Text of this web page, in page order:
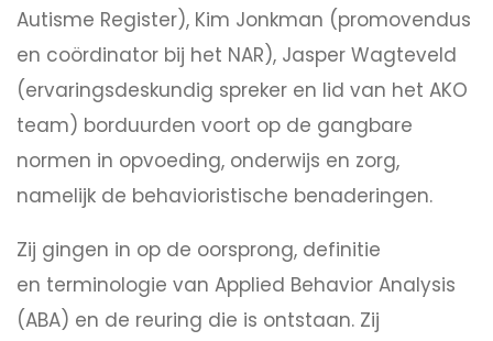
Autisme Register), Kim Jonkman (promovendus
en coördinator bij het NAR), Jasper Wagteveld
(ervaringsdeskundig spreker en lid van het AKO
team) borduurden voort op de gangbare
normen in opvoeding, onderwijs en zorg,
namelijk de behavioristische benaderingen.
Zij gingen in op de oorsprong, definitie
en terminologie van Applied Behavior Analysis
(ABA) en de reuring die is ontstaan. Zij